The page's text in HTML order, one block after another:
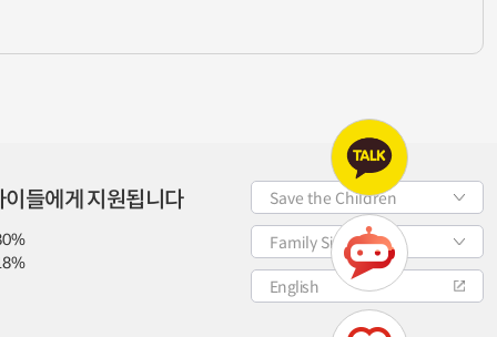
들에게 지원됩니다 Save the Children
Family Site
English